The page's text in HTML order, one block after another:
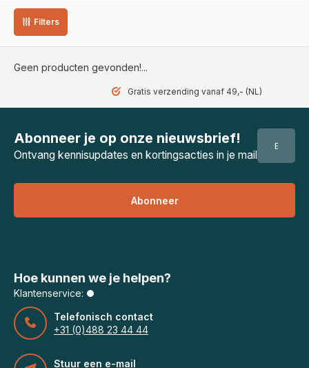
Filters
Geen producten gevonden!...
Gratis verzending vanaf 49,- (NL)
Abonneer je op onze nieuwsbrief!
Ontvang kennisupdates en kortingsacties in je mail
Abonneer
Hoe kunnen we je helpen?
Klantenservice:
Telefonisch contact
+31 (0)488 23 44 44
Stuur een e-mail